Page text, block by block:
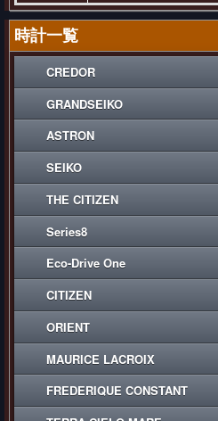
時計一覧
CREDOR
GRANDSEIKO
ASTRON
SEIKO
THE CITIZEN
Series8
Eco-Drive One
CITIZEN
ORIENT
MAURICE LACROIX
FREDERIQUE CONSTANT